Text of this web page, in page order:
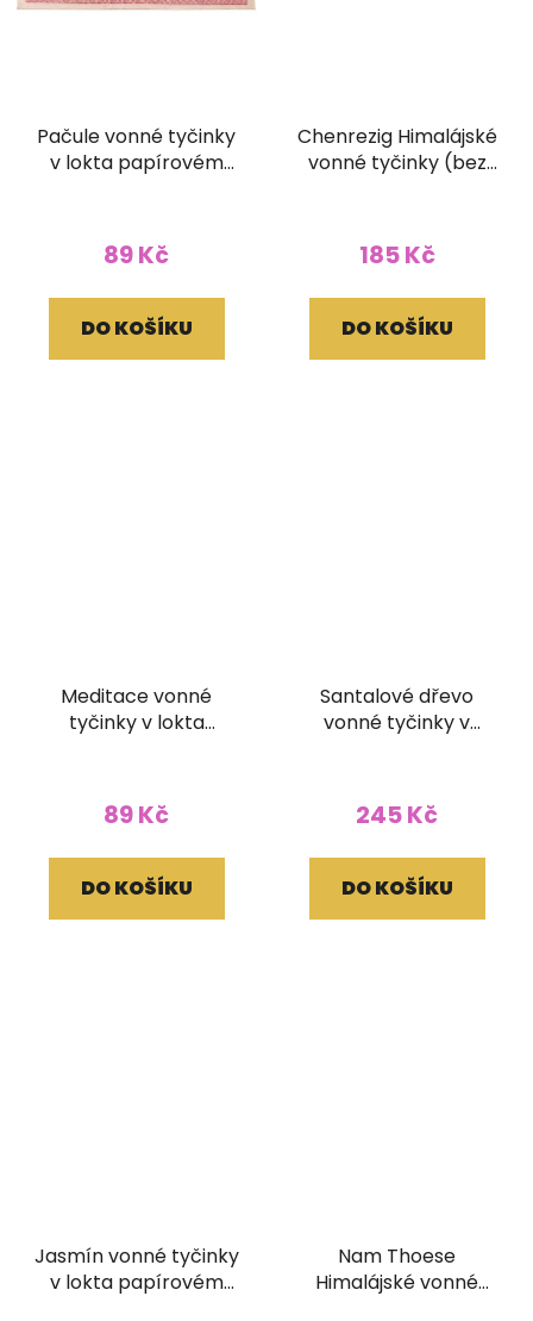
Pačule vonné tyčinky
v lokta papírovém
89 Kč
DO KOŠÍKU
Chenrezig Himalájské
vonné tyčinky (bez
185 Kč
DO KOŠÍKU
Meditace vonné
tyčinky v lokta
89 Kč
DO KOŠÍKU
Santalové dřevo
vonné tyčinky v
245 Kč
DO KOŠÍKU
Jasmín vonné tyčinky
v lokta papírovém
Nam Thoese
Himalájské vonné